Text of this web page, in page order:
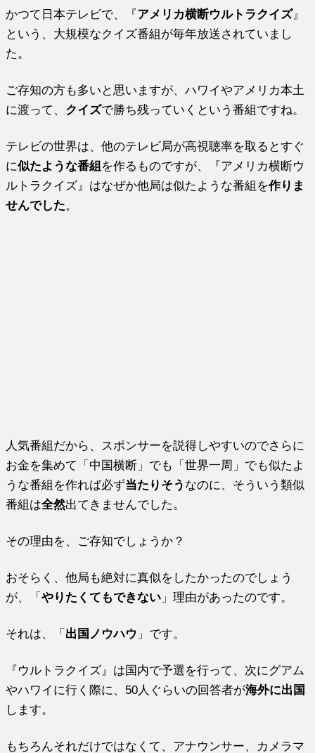
かつて日本テレビで、『アメリカ横断ウルトラクイズ』
という、大規模なクイズ番組が毎年放送されていまし
た。
ご存知の方も多いと思いますが、ハワイやアメリカ本土
に渡って、 クイズで勝ち残っていくという番組ですね。
テレビの世界は、他のテレビ局が高視聴率を取るとすぐ
に似たような番組 を作るものですが、『アメリカ横断ウ
ルトラクイズ』はなぜか他局は似たような番組を作りま
せんでした。
人気番組だから、スポンサーを説得しやすいのでさらに
お金を集めて「中国横断」でも「世界一周」でも似たよ
うな番組を作れば必ず当たりそう なのに、そういう類似
番組は全然出てきませんでした。
その理由を、ご存知でしょうか？
おそらく、他局も絶対に真似をしたかったのでしょう
が、「やりたくてもできない 」理由があったのです。
それは、「 出国ノウハウ 」です。
『ウルトラクイズ』は国内で予選を行って、次にグアム
やハワイに行く際に、50人ぐらいの回答者が海外に出国
します。
もちろんそれだけではなくて、アナウンサー、カメラマ